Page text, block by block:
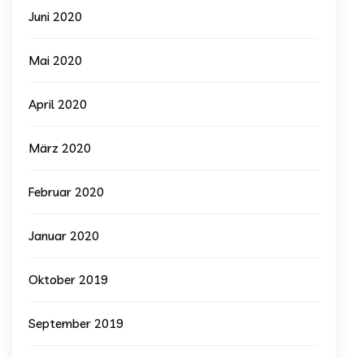
Juni 2020
Mai 2020
April 2020
März 2020
Februar 2020
Januar 2020
Oktober 2019
September 2019